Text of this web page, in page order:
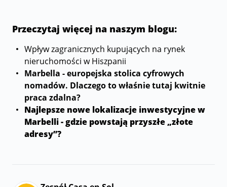
Przeczytaj więcej na naszym blogu:
Wpływ zagranicznych kupujących na rynek
nieruchomości w Hiszpanii
Marbella - europejska stolica cyfrowych
nomadów. Dlaczego to właśnie tutaj kwitnie
praca zdalna?
Najlepsze nowe lokalizacje inwestycyjne w
Marbelli - gdzie powstają przyszłe „złote
adresy”?